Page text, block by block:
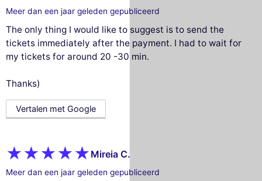
Meer dan een jaar geleden gepubliceerd
The only thing I would like to suggest is to send the
tickets immediately after the payment. I had to wait for
my tickets for around 20 -30 min.
Thanks)
Vertalen met Google
Mireia C.
Meer dan een jaar geleden gepubliceerd